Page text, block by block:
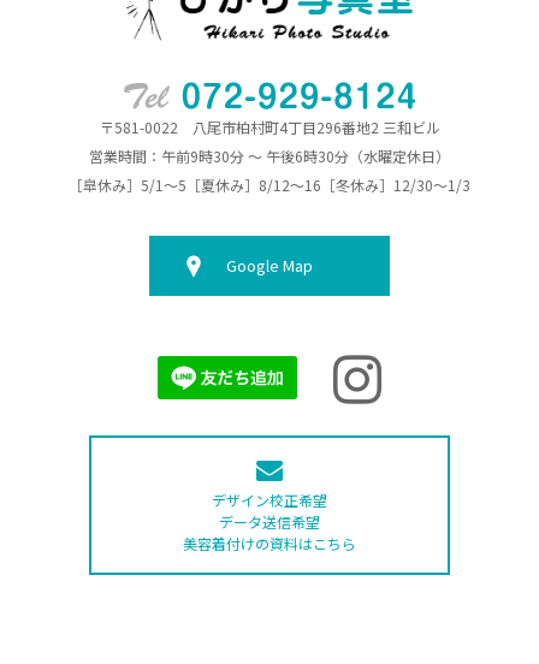
〒581-0022 八尾市柏村町4丁目296番地2 三和ビル
営業時間：午前9時30分 ～ 午後6時30分（水曜定休日）
［皐休み］5/1～5［夏休み］8/12～16［冬休み］12/30～1/3
Google Map
デザイン校正希望
データ送信希望
美容着付けの資料はこちら